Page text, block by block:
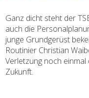
Ganz dicht steht der
auch die
junge Grundgerüst
Routinier Christian
Verletzung noch einmal
Zukunft.